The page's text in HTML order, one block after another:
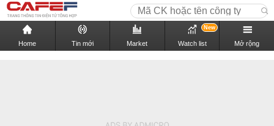
Home Tin mới Market Watch list
New
Mở rộng